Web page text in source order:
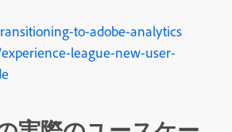
to-adobe-analytics
league-new-user-